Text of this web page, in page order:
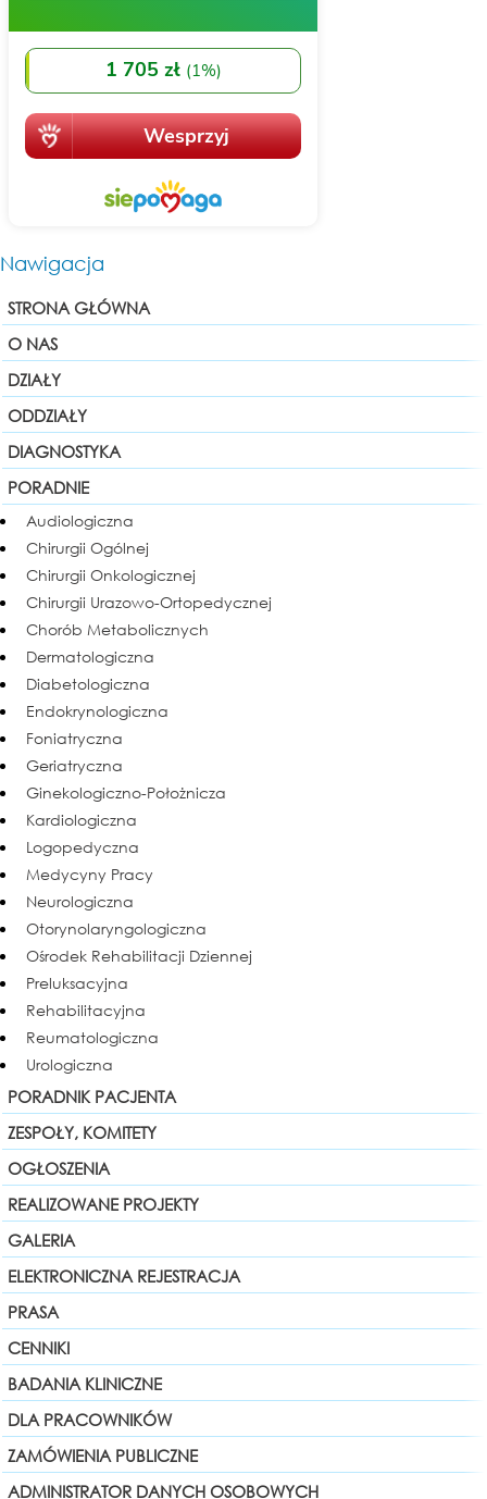
Nawigacja
STRONA GŁÓWNA
O NAS
DZIAŁY
ODDZIAŁY
DIAGNOSTYKA
PORADNIE
Audiologiczna
Chirurgii Ogólnej
Chirurgii Onkologicznej
Chirurgii Urazowo-Ortopedycznej
Chorób Metabolicznych
Dermatologiczna
Diabetologiczna
Endokrynologiczna
Foniatryczna
Geriatryczna
Ginekologiczno-Położnicza
Kardiologiczna
Logopedyczna
Medycyny Pracy
Neurologiczna
Otorynolaryngologiczna
Ośrodek Rehabilitacji Dziennej
Preluksacyjna
Rehabilitacyjna
Reumatologiczna
Urologiczna
PORADNIK PACJENTA
ZESPOŁY, KOMITETY
OGŁOSZENIA
REALIZOWANE PROJEKTY
GALERIA
ELEKTRONICZNA REJESTRACJA
PRASA
CENNIKI
BADANIA KLINICZNE
DLA PRACOWNIKÓW
ZAMÓWIENIA PUBLICZNE
ADMINISTRATOR DANYCH OSOBOWYCH